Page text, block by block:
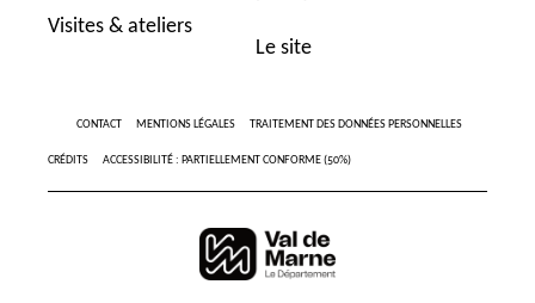
Visites & ateliers
Le site
CONTACT MENTIONS LÉGALES TRAITEMENT DES DONNÉES PERSONNELLES
CRÉDITS ACCESSIBILITÉ : PARTIELLEMENT CONFORME (50%)